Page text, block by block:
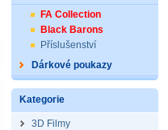
FA Collection
Black Barons
Příslušenství
Dárkové poukazy
Kategorie
3D Filmy